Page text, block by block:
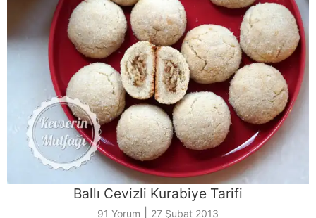
Ballı Cevizli Kurabiye Tarifi
91 Yorum 27 Şubat 2013